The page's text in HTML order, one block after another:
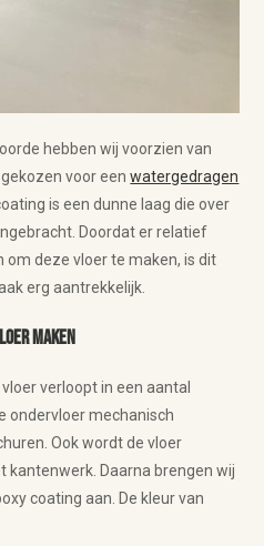
hebben wij voorzien van
voor eenwatergedragen
is een dunne laag die over
Doordat er relatief
deze vloer te maken, is dit
erg aantrekkelijk.
maken
verloopt in een aantal
ondervloer mechanisch
Ook wordt de vloer
kantenwerk. Daarna brengen wij
coating aan. De kleur van